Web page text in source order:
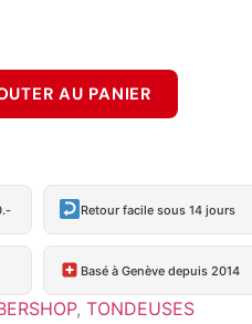
AU PANIER
Retour facile sous 14 jours
Basé à Genève depuis 2014
, TONDEUSES